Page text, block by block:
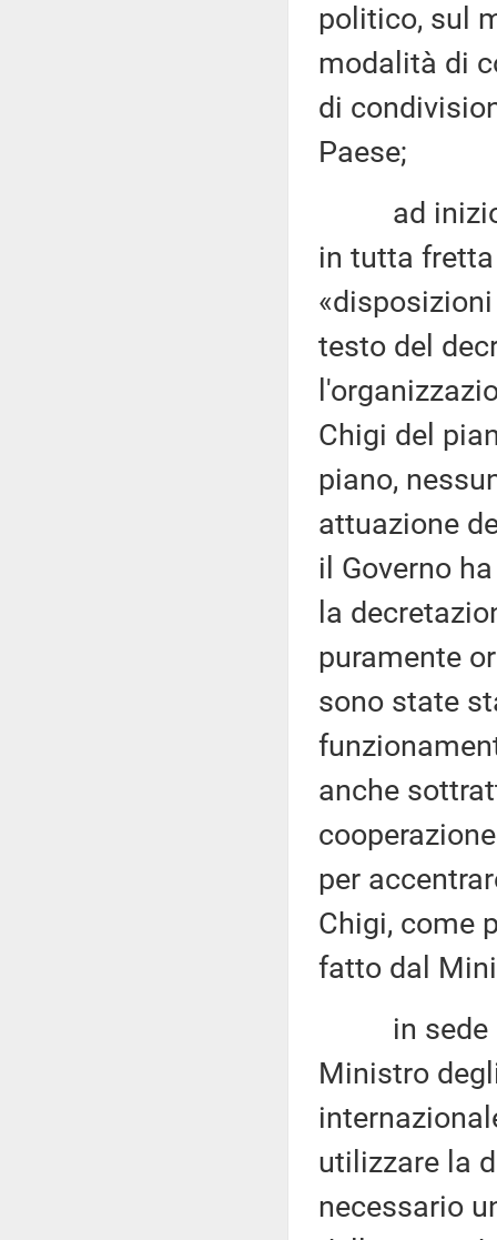
politico, sul
modalità di
di
Paese;
ad inizio
in tutta fretta
testo del
Chigi del
piano,
attuazione
il Governo
la
puramente
sono state
anche
per
Chigi, come
fatto dal
in sede di
Ministro
utilizzare la
necessario